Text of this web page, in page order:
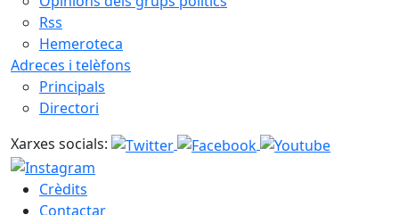
Rss
Hemeroteca
Adreces i telèfons
Principals
Directori
Xarxes socials:
Crèdits
Contactar